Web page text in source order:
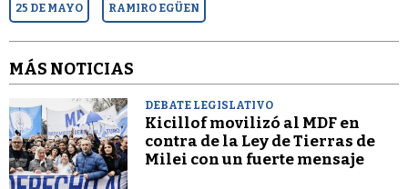
25 DE MAYO RAMIRO EGÜEN
MÁS NOTICIAS
DEBATE LEGISLATIVO
Kicillof movilizó al MDF en
contra de la Ley de Tierras de
Milei con un fuerte mensaje